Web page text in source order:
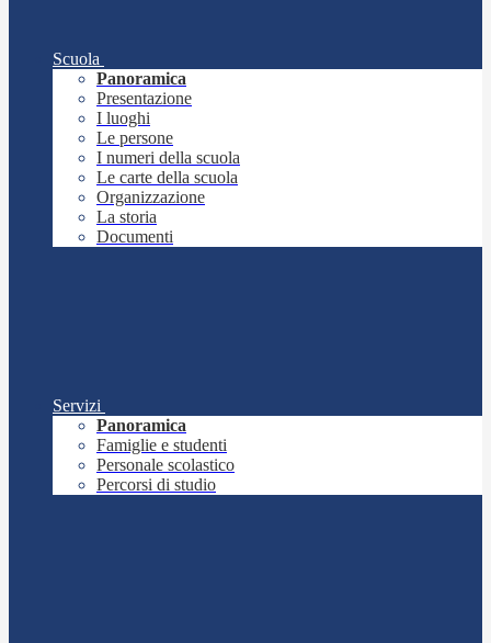
Scuola
Panoramica
Presentazione
I luoghi
Le persone
I numeri della scuola
Le carte della scuola
Organizzazione
La storia
Documenti
Servizi
Panoramica
Famiglie e studenti
Personale scolastico
Percorsi di studio